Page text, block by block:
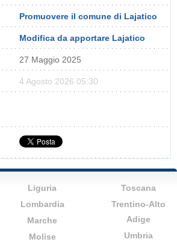
Promuovere il comune di Lajatico
Modifica da apportare Lajatico
27 Maggio 2025
4 Agosto 2026 05:30
Liguria
Lombardia
Marche
Molise
Toscana
Trentino-Alto
Adige
Umbria